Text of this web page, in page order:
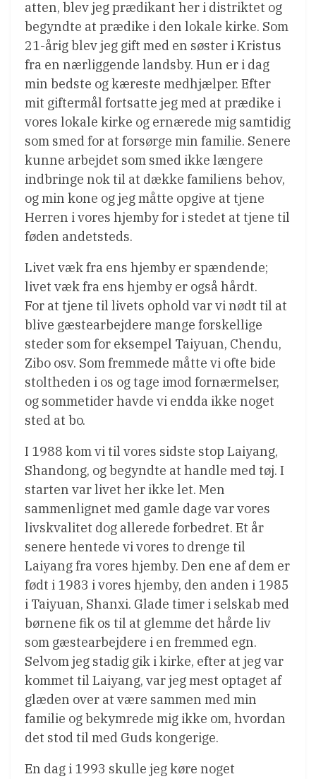
atten, blev jeg prædikant her i distriktet og
begyndte at prædike i den lokale kirke. Som
21-årig blev jeg gift med en søster i Kristus
fra en nærliggende landsby. Hun er i dag
min bedste og kæreste medhjælper. Efter
mit giftermål fortsatte jeg med at prædike i
vores lokale kirke og ernærede mig samtidig
som smed for at forsørge min familie. Senere
kunne arbejdet som smed ikke længere
indbringe nok til at dække familiens behov,
og min kone og jeg måtte opgive at tjene
Herren i vores hjemby for i stedet at tjene til
føden andetsteds.
Livet væk fra ens hjemby er spændende;
livet væk fra ens hjemby er også hårdt.
For at tjene til livets ophold var vi nødt til at
blive gæstearbejdere mange forskellige
steder som for eksempel Taiyuan, Chendu,
Zibo osv. Som fremmede måtte vi ofte bide
stoltheden i os og tage imod fornærmelser,
og sommetider havde vi endda ikke noget
sted at bo.
I 1988 kom vi til vores sidste stop Laiyang,
Shandong, og begyndte at handle med tøj. I
starten var livet her ikke let. Men
sammenlignet med gamle dage var vores
livskvalitet dog allerede forbedret. Et år
senere hentede vi vores to drenge til
Laiyang fra vores hjemby. Den ene af dem er
født i 1983 i vores hjemby, den anden i 1985
i Taiyuan, Shanxi. Glade timer i selskab med
børnene fik os til at glemme det hårde liv
som gæstearbejdere i en fremmed egn.
Selvom jeg stadig gik i kirke, efter at jeg var
kommet til Laiyang, var jeg mest optaget af
glæden over at være sammen med min
familie og bekymrede mig ikke om, hvordan
det stod til med Guds kongerige.
En dag i 1993 skulle jeg køre noget